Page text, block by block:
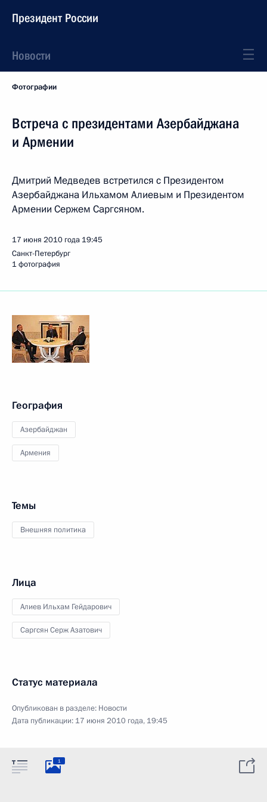
Президент России
Новости
Фотографии
Встреча с президентами Азербайджана
и Армении
Дмитрий Медведев встретился с Президентом
Азербайджана Ильхамом Алиевым и Президентом
Армении Сержем Саргсяном.
17 июня 2010 года 19:45
Санкт-Петербург
1 фотография
География
Азербайджан
Армения
Темы
Внешняя политика
Лица
Алиев Ильхам Гейдарович
Саргсян Серж Азатович
Статус материала
Опубликован в разделе: Новости
Дата публикации: 17 июня 2010 года, 19:45
1